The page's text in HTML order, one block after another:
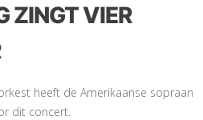
ZINGT VIER
heeft de Amerikaanse sopraan
dit concert.